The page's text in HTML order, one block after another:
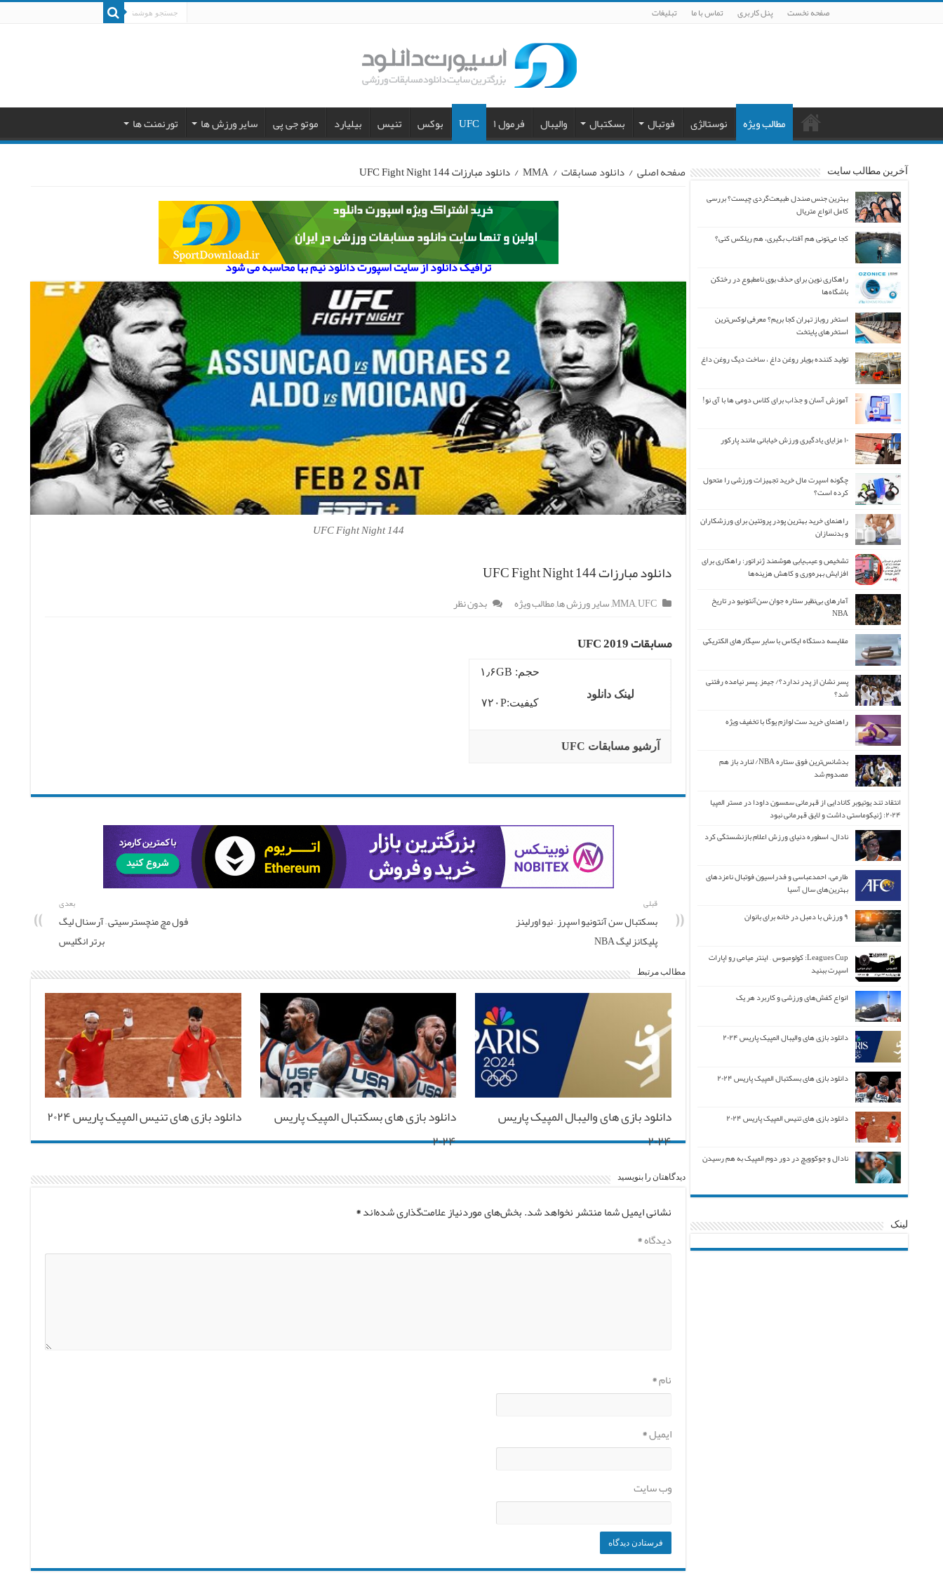
صفحه نخست پنل کاربری تماس با ما تبلیغات
مطالب ویژه نوستالژی فوتبال بسکتبال والیبال فرمول ۱ UFC بوکس تنیس بیلیارد موتو جی پی سایر ورزش ها تورنمنت ها
صفحه اصلی / دانلود مسابقات /
MMA
/ دانلود مبارزات UFC Fight Night 144
ترافیک دانلود از سایت اسپورت دانلود نیم بها محاسبه می شود
UFC Fight Night 144
دانلود مبارزات UFC Fight Night 144
MMA,UFC
,سایر ورزش ها,مطالب ویژه بدون نظر
مسابقات UFC 2019
لینک دانلود
حجم: ۱٫۶GB
کیفیت:۷۲۰P
آرشیو مسابقات UFC
قبلی
بسکتبال سن آنتونیو اسپرز – نیو اورلینز
پلیکانز لیگ NBA
بعدی
فول مچ منچسترسیتی – آرسنال لیگ
برتر انگلیس
مطالب مرتبط
دانلود بازی های والیبال المپیک پاریس
۲۰۲۴
دانلود بازی های بسکتبال المپیک پاریس
۲۰۲۴
دانلود بازی های تنیس المپیک پاریس ۲۰۲۴
دیدگاهتان را بنویسید
نشانی ایمیل شما منتشر نخواهد شد.بخش‌های موردنیاز علامت‌گذاری شده‌اند*
دیدگاه*
نام*
ایمیل*
وب‌ سایت
آخرین مطالب سایت
بهترین جنس صندل طبیعت‌گردی چیست؟ بررسی
کامل انواع متریال
کجا می‌تونی هم آفتاب بگیری، هم ریلکس کنی؟
راهکاری نوین برای حذف بوی نامطبوع در رختکن
باشگاه‌ها
استخر روباز تهران کجا بریم؟ معرفی لوکس‌ترین
استخرهای پایتخت
تولید کننده بویلر روغن داغ ، ساخت دیگ روغن داغ
آموزش آسان و جذاب برای کلاس دومی ها با آی نو!
۱۰ مزایای یادگیری ورزش خیابانی مانند پارکور
چگونه اسپرت مال خرید تجهیزات ورزشی را متحول
کرده است؟
راهنمای خرید بهترین پودر پروتئین برای ورزشکاران
و بدنسازان
تشخیص و عیب‌یابی هوشمند ژنراتور: راهکاری برای
افزایش بهره‌وری و کاهش هزینه‌ها
آمارهای بی‌نظیر ستاره جوان سن‌آنتونیو در تاریخ
NBA
مقایسه دستگاه ایکاس با سایر سیگارهای الکتریکی
پسر نشان از پدر ندارد؟/ جیمز ِ پسر نیامده رفتنی
شد؟
راهنمای خرید ست لوازم یوگا با تخفیف ویژه
بدشانس‌ترین فوق ستاره NBA/ لنارد باز هم
مصدوم شد
انتقاد تند یوتیوبر کانادایی از قهرمانی سمسون داودا در مستر المپیا
۲۰۲۴: ژنیکوماستی داشت و لایق قهرمانی نبود
نادال، اسطوره دنیای ورزش اعلام بازنشستگی کرد
طارمی، احمدعباسی و فدراسیون فوتبال نامزدهای
بهترین‌های سال آسیا
۹ ورزش با دمبل در خانه برای بانوان
Leagues Cup: کولومبوس – اینتر میامی رو اپارات
اسپرت ببنید
انواع کفش‌های ورزشی و کاربرد هر یک
دانلود بازی های والیبال المپیک پاریس ۲۰۲۴
دانلود بازی های بسکتبال المپیک پاریس ۲۰۲۴
دانلود بازی های تنیس المپیک پاریس ۲۰۲۴
نادال و جوکوویچ در دور دوم المپیک به هم رسیدن
لینک